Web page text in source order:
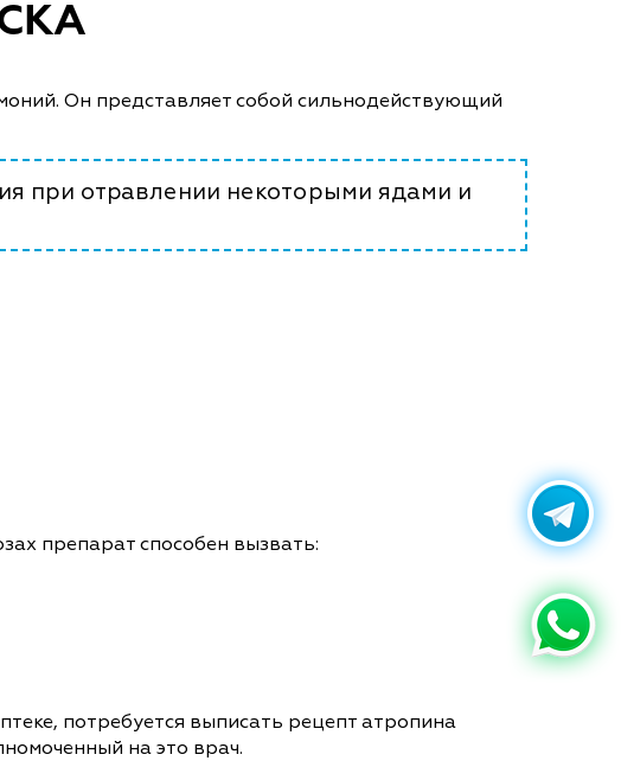
Он представляет собой сильнодействующий
при отравлении некоторыми ядами и
препарат способен вызвать:
потребуется выписать рецепт атропина
на это врач.